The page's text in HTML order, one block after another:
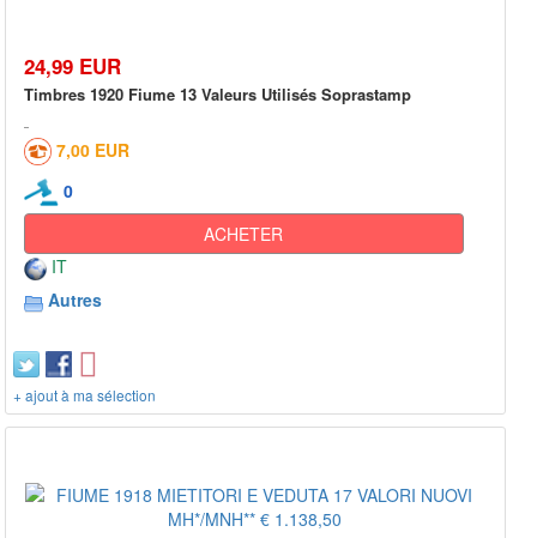
24,99 EUR
Timbres 1920 Fiume 13 Valeurs Utilisés Soprastamp
7,00 EUR
0
ACHETER
IT
Autres
+ ajout à ma sélection